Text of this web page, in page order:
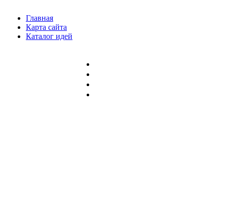
Главная
Карта сайта
Каталог идей